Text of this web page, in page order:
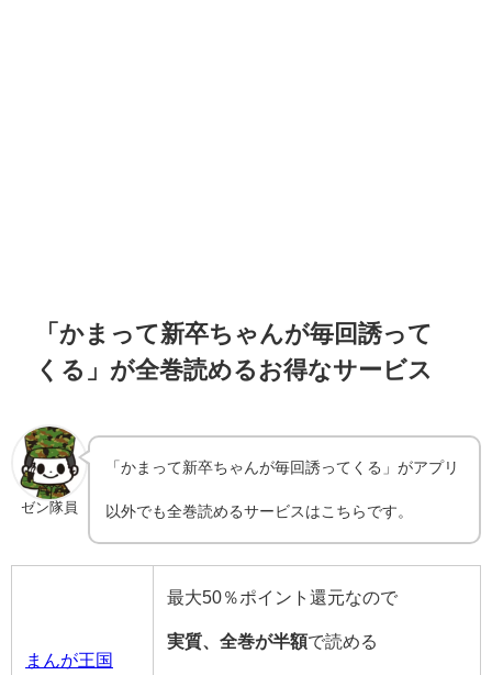
「かまって新卒ちゃんが毎回誘って
くる」が全巻読めるお得なサービス
ゼン隊員
「かまって新卒ちゃんが毎回誘ってくる」がアプリ
以外でも全巻読めるサービスはこちらです。
まんが王国
最大50％ポイント還元なので
実質、全巻が半額で読める